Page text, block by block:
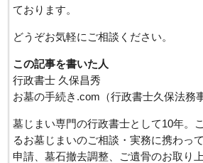
ております。
どうぞお気軽にご相談ください。
この記事を書いた人
行政書士 久保昌秀
お墓の手続き.com（行政書士久保法務
墓じまい専門の行政書士として10年。
るお墓じまいのご相談・実務に携わっ
申請、墓石撤去調整、ご遺骨のお取り